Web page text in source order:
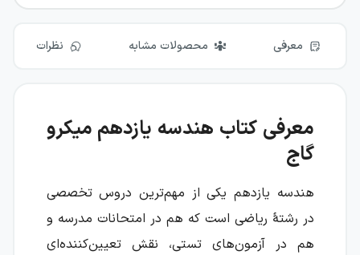
معرفی محصولات مشابه نظرات
معرفی کتاب هندسه یازدهم میکرو
گاج
هندسه یازدهم یکی از مهم‌ترین دروس تخصصی
در رشتۀ ریاضی است که هم در امتحانات مدرسه و
هم در آزمون‌های تستی، نقش تعیین‌کننده‌ای